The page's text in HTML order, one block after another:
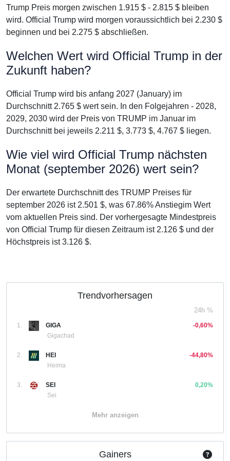
Trump Preis morgen zwischen 1.915 $ - 2.815 $ bleiben
wird. Official Trump wird morgen voraussichtlich bei 2.230 $
beginnen und bei 2.275 $ abschließen.
Welchen Wert wird Official Trump in der
Zukunft haben?
Official Trump wird bis anfang 2027 (January) im
Durchschnitt 2.765 $ wert sein. In den Folgejahren - 2028,
2029, 2030 wird der Preis von TRUMP im Januar im
Durchschnitt bei jeweils 2.211 $, 3.773 $, 4.767 $ liegen.
Wie viel wird Official Trump nächsten
Monat (september 2026) wert sein?
Der erwartete Durchschnitt des TRUMP Preises für
september 2026 ist 2.501 $, was 67.86% Anstiegim Wert
vom aktuellen Preis sind. Der vorhergesagte Mindestpreis
von Official Trump für diesen Zeitraum ist 2.126 $ und der
Höchstpreis ist 3.126 $.
Trendvorhersagen
24h %
1.
GIGA
Gigachad
-0,60%
2.
HEI
Heima
-44,80%
3.
SEI
Sei
0,20%
Mehr anzeigen
Gainers